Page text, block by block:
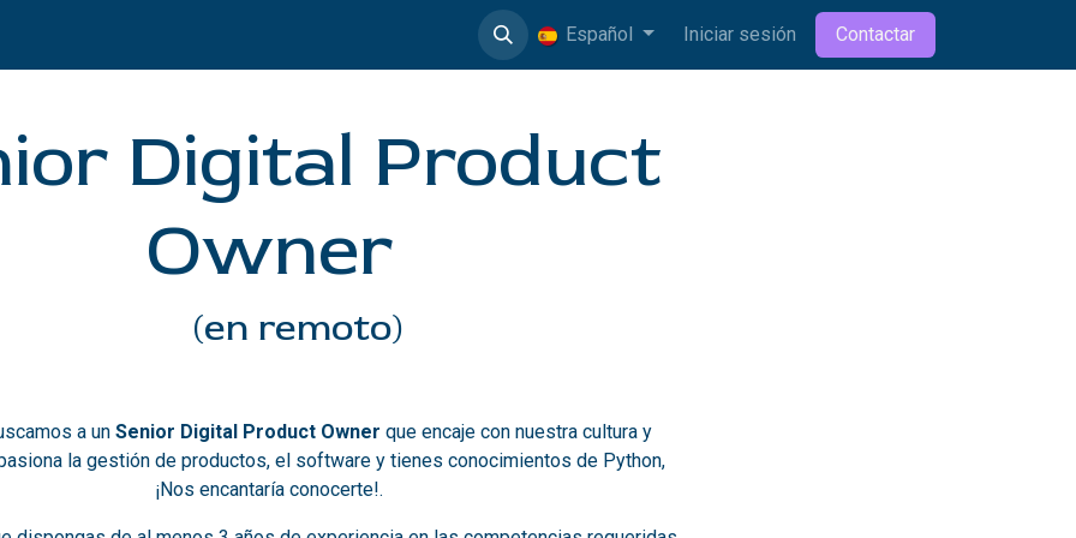
Español Iniciar sesión Contactar
Digital Product
Owner
(en remoto)
a un Senior Digital Product Owner que encaje con nuestra cultura y
la gestión de productos, el software y tienes conocimientos de Python,
¡Nos encantaría conocerte!.